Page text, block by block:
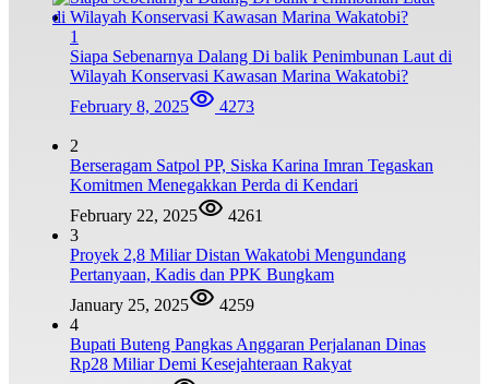
1
Siapa Sebenarnya Dalang Di balik Penimbunan Laut di
Wilayah Konservasi Kawasan Marina Wakatobi?
February 8, 2025
4273
2
Berseragam Satpol PP, Siska Karina Imran Tegaskan
Komitmen Menegakkan Perda di Kendari
February 22, 2025
4261
3
Proyek 2,8 Miliar Distan Wakatobi Mengundang
Pertanyaan, Kadis dan PPK Bungkam
January 25, 2025
4259
4
Bupati Buteng Pangkas Anggaran Perjalanan Dinas
Rp28 Miliar Demi Kesejahteraan Rakyat